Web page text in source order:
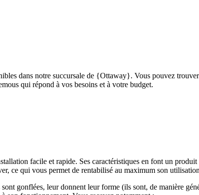
dans notre succursale de {Ottaway}. Vous pouvez
qui répond à vos besoins et à votre budget.
facile et rapide. Ses caractéristiques en font un
ce qui vous permet de rentabilisé au maximum son
gonflées, leur donnent leur forme (ils sont, de manière